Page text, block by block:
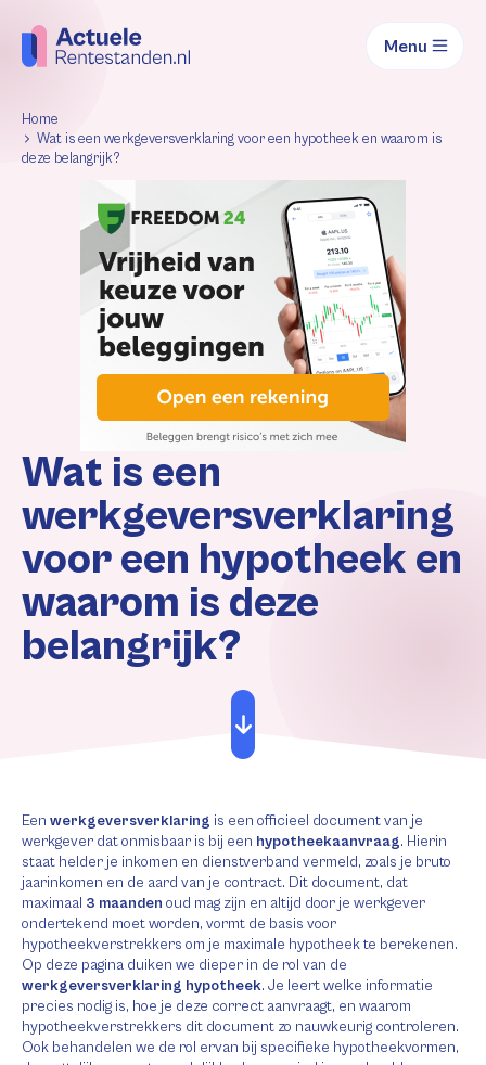
Menu
Home
Wat is een werkgeversverklaring voor een hypotheek en waarom is
deze belangrijk?
Wat is een
werkgeversverklaring
voor een hypotheek en
waarom is deze
belangrijk?
Een werkgeversverklaring is een officieel document van je
werkgever dat onmisbaar is bij een hypotheekaanvraag. Hierin
staat helder je inkomen en dienstverband vermeld, zoals je bruto
jaarinkomen en de aard van je contract. Dit document, dat
maximaal 3 maanden oud mag zijn en altijd door je werkgever
ondertekend moet worden, vormt de basis voor
hypotheekverstrekkers om je maximale hypotheek te berekenen.
Op deze pagina duiken we dieper in de rol van de
werkgeversverklaring hypotheek. Je leert welke informatie
precies nodig is, hoe je deze correct aanvraagt, en waarom
hypotheekverstrekkers dit document zo nauwkeurig controleren.
Ook behandelen we de rol ervan bij specifieke hypotheekvormen,